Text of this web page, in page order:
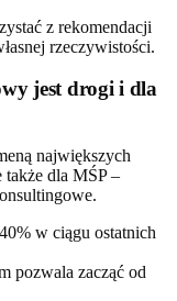
z rekomendacji
rzeczywistości.
jest drogi i dla
największych
także dla MŚP –
w ciągu ostatnich
pozwala zacząć od